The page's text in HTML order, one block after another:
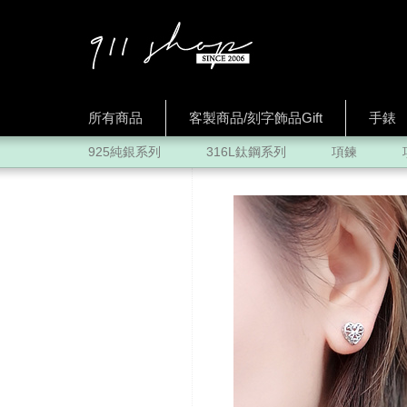
所有商品 客製商品/刻字飾品Gift 手錶
925純銀系列 316L鈦鋼系列 項鍊